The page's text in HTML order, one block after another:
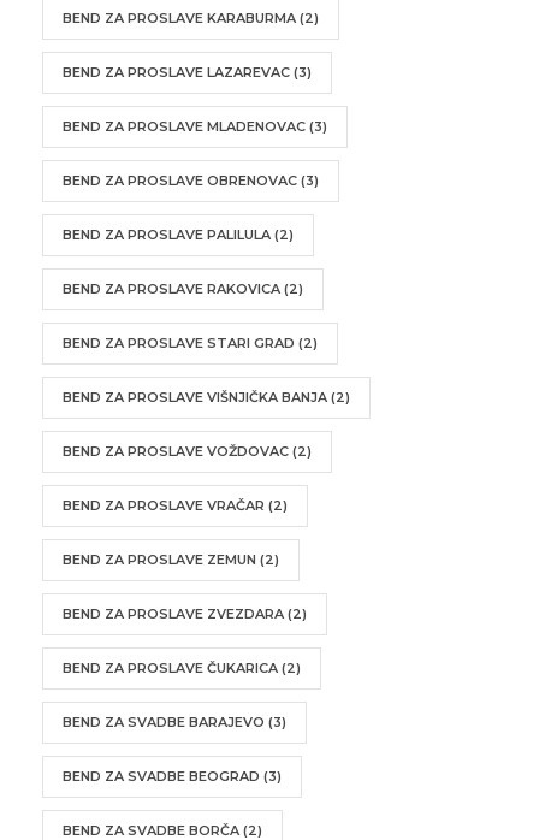
BEND ZA PROSLAVE KARABURMA (2)
BEND ZA PROSLAVE LAZAREVAC (3)
BEND ZA PROSLAVE MLADENOVAC (3)
BEND ZA PROSLAVE OBRENOVAC (3)
BEND ZA PROSLAVE PALILULA (2)
BEND ZA PROSLAVE RAKOVICA (2)
BEND ZA PROSLAVE STARI GRAD (2)
BEND ZA PROSLAVE VIŠNJIČKA BANJA (2)
BEND ZA PROSLAVE VOŽDOVAC (2)
BEND ZA PROSLAVE VRAČAR (2)
BEND ZA PROSLAVE ZEMUN (2)
BEND ZA PROSLAVE ZVEZDARA (2)
BEND ZA PROSLAVE ČUKARICA (2)
BEND ZA SVADBE BARAJEVO (3)
BEND ZA SVADBE BEOGRAD (3)
BEND ZA SVADBE BORČA (2)